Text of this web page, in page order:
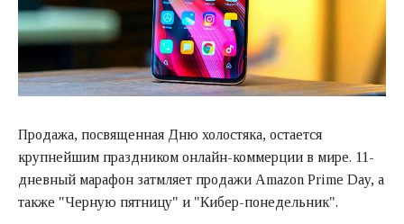
Продажа, посвященная Дню холостяка, остается
крупнейшим праздником онлайн-коммерции в мире. 11-
дневный марафон затмляет продажи Amazon Prime Day, а
также "Черную пятницу" и "Кибер-понедельник".